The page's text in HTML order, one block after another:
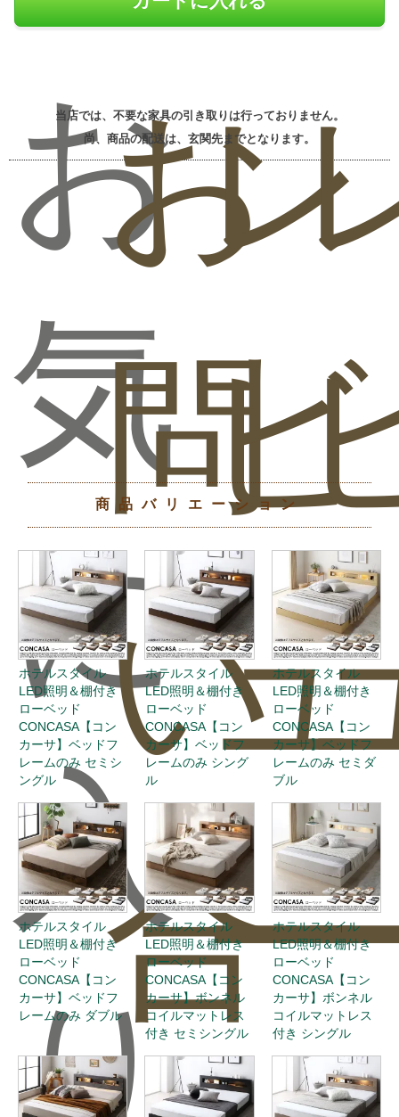
お
気
に
入
り
お
問
い
合
レ
ビ
ュ
ー
当店では、不要な家具の引き取りは行っておりません。
尚、商品の配送は、玄関先までとなります。
商品バリエーション
ホテルスタイル
LED照明＆棚付き
ローベッド
CONCASA【コン
カーサ】ベッドフ
レームのみ セミシ
ングル
ホテルスタイル
LED照明＆棚付き
ローベッド
CONCASA【コン
カーサ】ベッドフ
レームのみ シング
ル
ホテルスタイル
LED照明＆棚付き
ローベッド
CONCASA【コン
カーサ】ベッドフ
レームのみ セミダ
ブル
ホテルスタイル
LED照明＆棚付き
ローベッド
CONCASA【コン
カーサ】ベッドフ
レームのみ ダブル
ホテルスタイル
LED照明＆棚付き
ローベッド
CONCASA【コン
カーサ】ボンネル
コイルマットレス
付き セミシングル
ホテルスタイル
LED照明＆棚付き
ローベッド
CONCASA【コン
カーサ】ボンネル
コイルマットレス
付き シングル